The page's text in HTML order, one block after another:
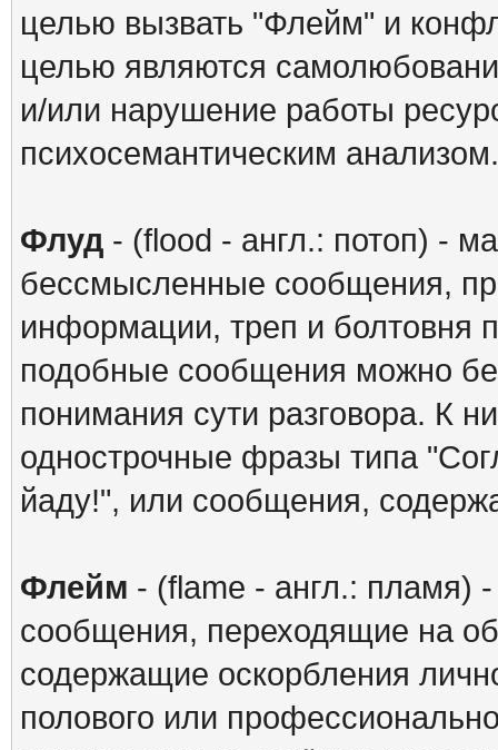
целью вызвать "Флейм" и
целью являются
и/или нарушение работы
психосемантическим анализом.
Флуд- (flood - англ.: потоп) -
бессмысленные сообщения,
информации, треп и болтовня
подобные сообщения можно
понимания сути разговора. К
однострочные фразы типа
йаду!", или сообщения,
Флейм - (flame - англ.: пламя)
сообщения, переходящие на
содержащие оскорбления
полового или